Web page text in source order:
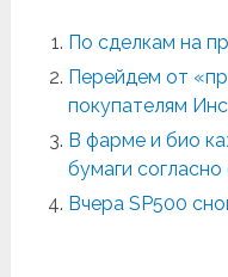
По сделкам на
Перейдем от
покупателям
В фарме и био
бумаги согласно
Вчера SP500